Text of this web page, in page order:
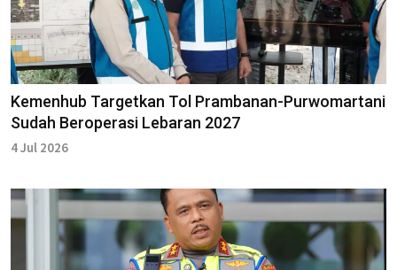
Kemenhub Targetkan Tol Prambanan-Purwomartani
Sudah Beroperasi Lebaran 2027
4 Jul 2026